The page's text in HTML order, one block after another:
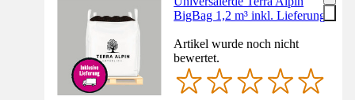
BigBag 1,2 m³ inkl. Lieferung
Artikel wurde noch nicht
bewertet.